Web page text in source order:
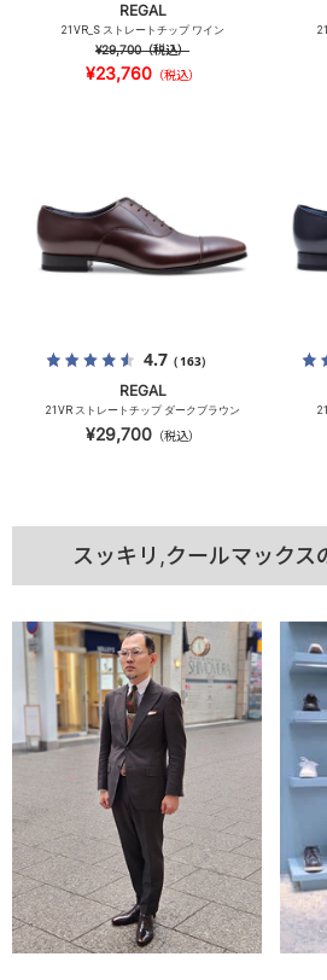
REGAL
21VR_S ストレートチップ ワイン
¥29,700（税込）
¥23,760（税込）
4.7（163）
REGAL
21VR ストレートチップ ダークブラウン
¥29,700（税込）
スッキリ,クールマックス